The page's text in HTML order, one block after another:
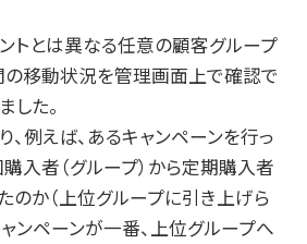
トとは異なる任意の顧客グループ
の移動状況を管理画面上で確認で
した。
例えば、あるキャンペーンを行っ
入者（グループ）から定期購入者
のか（上位グループに引き上げら
ャンペーンが一番、上位グループへ